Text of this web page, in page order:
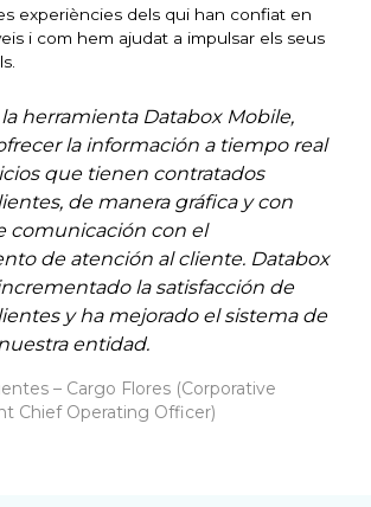
experiències dels qui han confiat en
i com hem ajudat a impulsar els seus
herramienta Databox Mobile,
la información a tiempo real
que tienen contratados
de manera gráfica y con
comunicación con el
de atención al cliente. Databox
la satisfacción de
y ha mejorado el sistema de
entidad.
– Cargo Flores (Corporative
Chief Operating Officer)